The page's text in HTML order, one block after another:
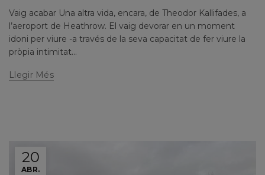
Vaig acabar Una altra vida, encara, de Theodor Kallifades, a
l’aeroport de Heathrow. El vaig devorar en un moment
idoni per viure -a través de la seva capacitat de fer viure la
pròpia intimitat...
Llegir Més
20
ABR.